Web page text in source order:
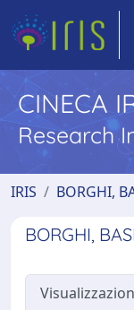
CINECA
Research
IRIS BORGHI,
BORGHI,